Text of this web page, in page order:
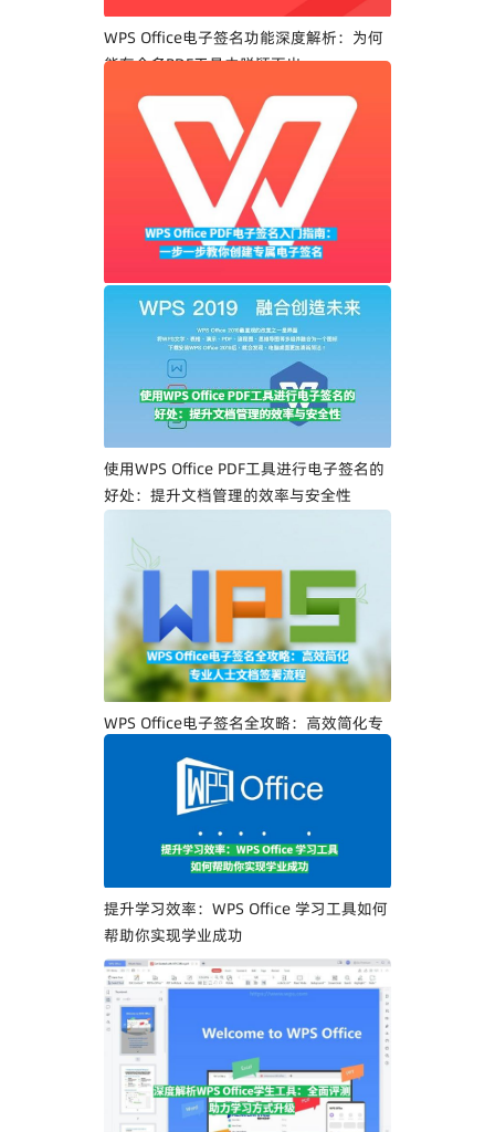
WPS Office电子签名功能深度解析：为何
能在众多PDF工具中脱颖而出
WPS Office PDF电子签名入门指南：一步
一步教你创建专属电子签名
使用WPS Office PDF工具进行电子签名的
好处：提升文档管理的效率与安全性
WPS Office电子签名全攻略：高效简化专
提升学习效率：WPS Office 学习工具如何
帮助你实现学业成功